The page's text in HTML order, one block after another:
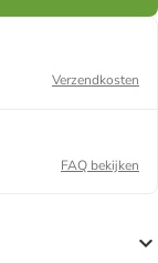
Verzendkosten
FAQ bekijken